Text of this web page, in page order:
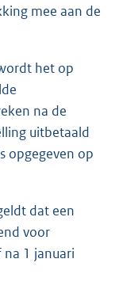
mee aan de
het op
na de
uitbetaald
opgegeven op
dat een
voor
1 januari